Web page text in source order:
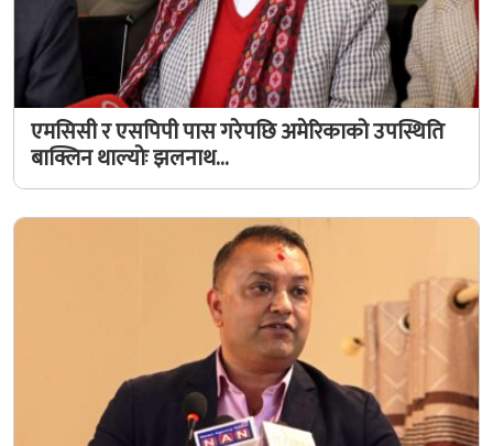
एमसिसी र एसपिपी पास गरेपछि अमेरिकाको उपस्थिति
बाक्लिन थाल्योः झलनाथ…